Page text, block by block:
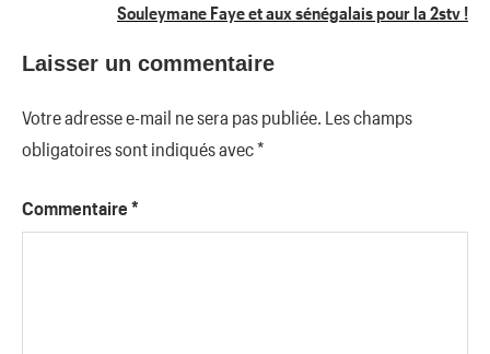
Souleymane Faye et aux sénégalais pour la 2stv !
Laisser un commentaire
Votre adresse e-mail ne sera pas publiée. Les champs
obligatoires sont indiqués avec*
Commentaire *